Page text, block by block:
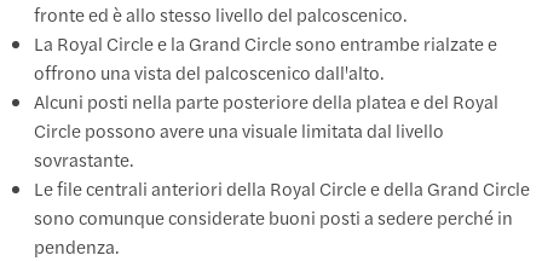
fronte ed è allo stesso livello del palcoscenico.
La Royal Circle e la Grand Circle sono entrambe rialzate e
offrono una vista del palcoscenico dall'alto.
Alcuni posti nella parte posteriore della platea e del Royal
Circle possono avere una visuale limitata dal livello
sovrastante.
Le file centrali anteriori della Royal Circle e della Grand Circle
sono comunque considerate buoni posti a sedere perché in
pendenza.